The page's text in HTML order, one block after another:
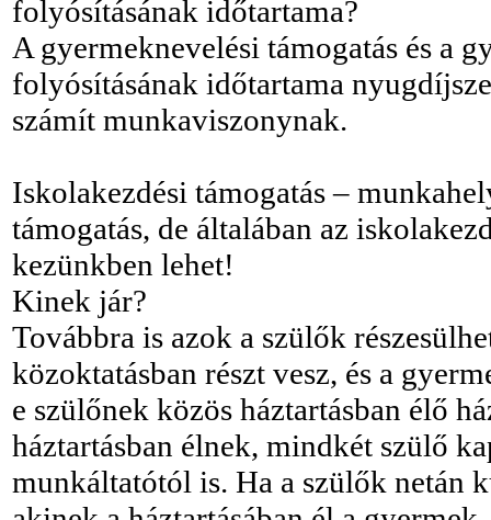
folyósításának időtartama?
A gyermeknevelési támogatás és a
folyósításának időtartama
számít munkaviszonynak.
Iskolakezdési támogatás –
támogatás, de általában az
kezünkben lehet!
Kinek jár?
Továbbra is azok a szülők
közoktatásban részt vesz, és a
e szülőnek közös háztartásban élő
háztartásban élnek, mindkét szülő
munkáltatótól is. Ha a szülők netán